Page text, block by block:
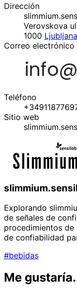
Dirección
Verovskova
1000 Ljubljana
Correo electrónico
Teléfono
Sitio web
Explorando
de señales de
procedimientos de
de confiabilidad
#bebidas
Me